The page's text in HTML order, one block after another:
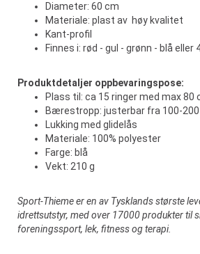
Diameter: 60 cm
Materiale: plast av høy kvalitet
Kant-profil
Finnes i: rød - gul - grønn - blå eller
Produktdetaljer oppbevaringspose:
Plass til: ca 15 ringer med max 80
Bærestropp: justerbar fra 100-
Lukking med glidelås
Materiale: 100% polyester
Farge: blå
Vekt: 210 g
Sport-Thieme er en av Tysklands største
idrettsutstyr, med over 17000 produkter til
foreningssport, lek, fitness og terapi.